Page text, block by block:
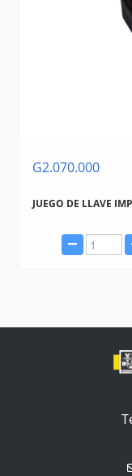
G2.070.000
JUEGO DE LLAVE